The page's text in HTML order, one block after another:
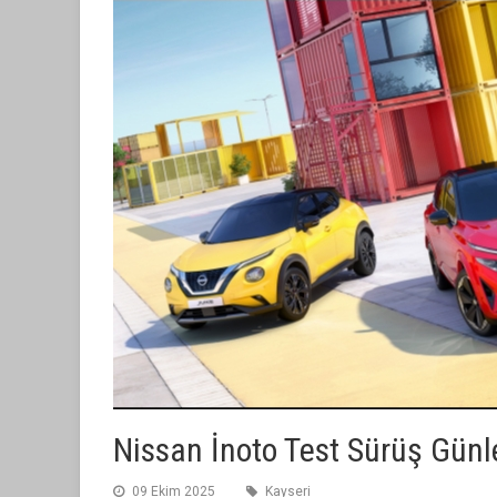
Nissan İnoto Test Sürüş
09 Ekim 2025 Kayseri